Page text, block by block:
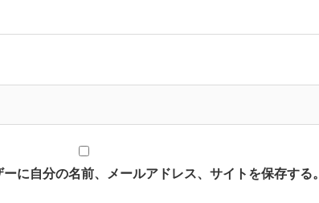
に自分の名前、メールアドレス、サイトを保存する。